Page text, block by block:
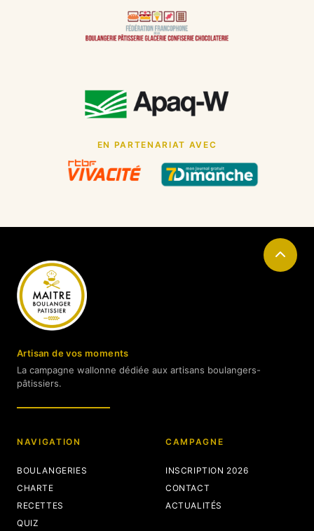
EN PARTENARIAT AVEC
Artisan de vos moments
La campagne wallonne dédiée aux artisans boulangers-
pâtissiers.
NAVIGATION
BOULANGERIES
CHARTE
RECETTES
QUIZ
CAMPAGNE
INSCRIPTION 2026
CONTACT
ACTUALITÉS